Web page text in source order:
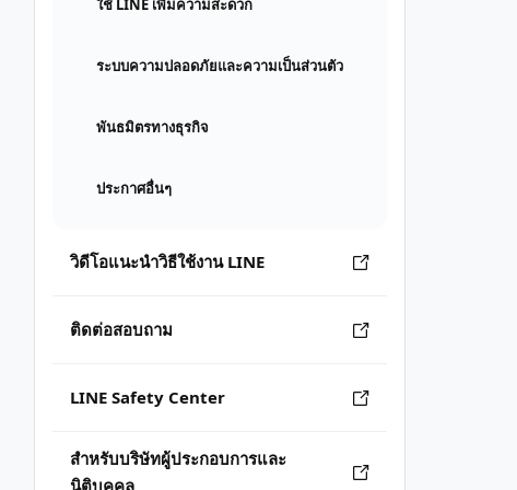
ใช้ LINE เพิ่มความสะดวก
ระบบความปลอดภัยและความเป็นส่วนตัว
พันธมิตรทางธุรกิจ
ประกาศอื่นๆ
วิดีโอแนะนำวิธีใช้งาน LINE
ติดต่อสอบถาม
LINE Safety Center
สำหรับบริษัทผู้ประกอบการและ
นิติบุคคล